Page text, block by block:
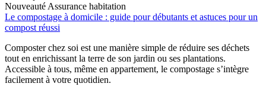
Nouveauté Assurance habitation
Le compostage à domicile : guide pour débutants et astuces pour un
compost réussi
Composter chez soi est une manière simple de réduire ses déchets
tout en enrichissant la terre de son jardin ou ses plantations.
Accessible à tous, même en appartement, le compostage s’intègre
facilement à votre quotidien.